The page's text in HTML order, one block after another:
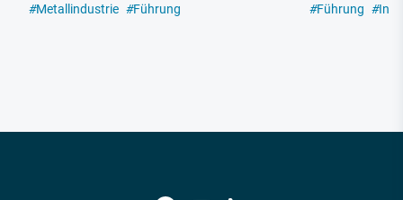
#Metallindustrie #Führung
#Führung #